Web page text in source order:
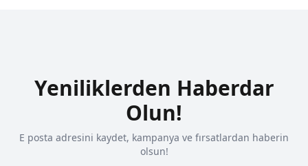
Yeniliklerden Haberdar
Olun!
E posta adresini kaydet, kampanya ve fırsatlardan haberin
olsun!